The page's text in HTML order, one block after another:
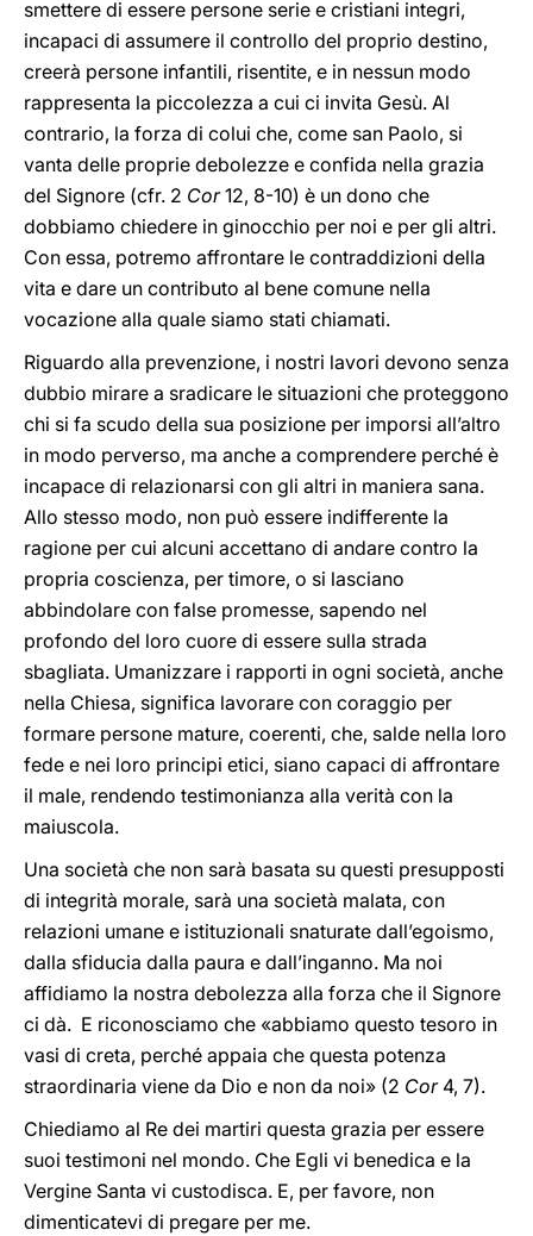
smettere di essere persone serie e cristiani integri,
incapaci di assumere il controllo del proprio destino,
creerà persone infantili, risentite, e in nessun modo
rappresenta la piccolezza a cui ci invita Gesù. Al
contrario, la forza di colui che, come san Paolo, si
vanta delle proprie debolezze e confida nella grazia
del Signore (cfr. 2 Cor12, 8-10) è un dono che
dobbiamo chiedere in ginocchio per noi e per gli altri.
Con essa, potremo affrontare le contraddizioni della
vita e dare un contributo al bene comune nella
vocazione alla quale siamo stati chiamati.
Riguardo alla prevenzione, i nostri lavori devono senza
dubbio mirare a sradicare le situazioni che proteggono
chi si fa scudo della sua posizione per imporsi all’altro
in modo perverso, ma anche a comprendere perché è
incapace di relazionarsi con gli altri in maniera sana.
Allo stesso modo, non può essere indifferente la
ragione per cui alcuni accettano di andare contro la
propria coscienza, per timore, o si lasciano
abbindolare con false promesse, sapendo nel
profondo del loro cuore di essere sulla strada
sbagliata. Umanizzare i rapporti in ogni società, anche
nella Chiesa, significa lavorare con coraggio per
formare persone mature, coerenti, che, salde nella loro
fede e nei loro principi etici, siano capaci di affrontare
il male, rendendo testimonianza alla verità con la
maiuscola.
Una società che non sarà basata su questi presupposti
di integrità morale, sarà una società malata, con
relazioni umane e istituzionali snaturate dall’egoismo,
dalla sfiducia dalla paura e dall’inganno. Ma noi
affidiamo la nostra debolezza alla forza che il Signore
ci dà. E riconosciamo che «abbiamo questo tesoro in
vasi di creta, perché appaia che questa potenza
straordinaria viene da Dio e non da noi» (2 Cor 4, 7).
Chiediamo al Re dei martiri questa grazia per essere
suoi testimoni nel mondo. Che Egli vi benedica e la
Vergine Santa vi custodisca. E, per favore, non
dimenticatevi di pregare per me.